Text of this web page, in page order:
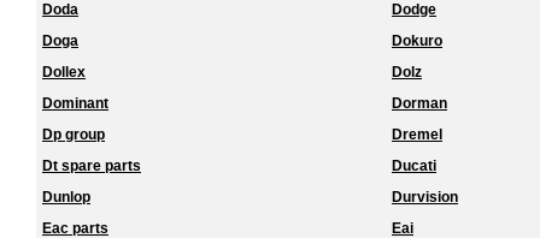
Doda
Dodge
Doga
Dokuro
Dollex
Dolz
Dominant
Dorman
Dp group
Dremel
Dt spare parts
Ducati
Dunlop
Durvision
Eac parts
Eai